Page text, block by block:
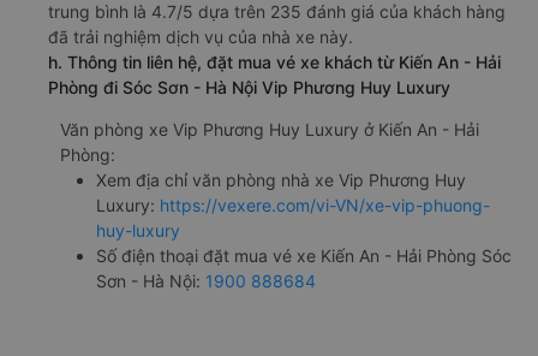
trung bình là 4.7/5 dựa trên 235 đánh giá của khách hàng
đã trải nghiệm dịch vụ của nhà xe này.
h. Thông tin liên hệ, đặt mua vé xe khách từ Kiến An - Hải
Phòng đi Sóc Sơn - Hà Nội Vip Phương Huy Luxury
Văn phòng xe Vip Phương Huy Luxury ở Kiến An - Hải
Phòng:
Xem địa chỉ văn phòng nhà xe Vip Phương Huy
Luxury: https://vexere.com/vi-VN/xe-vip-phuong-
huy-luxury
Số điện thoại đặt mua vé xe Kiến An - Hải Phòng Sóc
Sơn - Hà Nội: 1900 888684